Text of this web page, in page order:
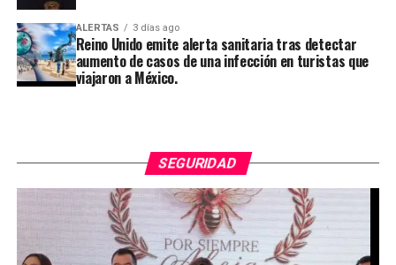
ALERTAS 3 días ago
Reino Unido emite alerta sanitaria tras detectar
aumento de casos de una infección en turistas que
viajaron a México.
SEGURIDAD